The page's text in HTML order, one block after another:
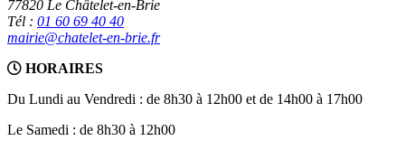
77820 Le Châtelet-en-Brie
Tél : 01 60 69 40 40
mairie@chatelet-en-brie.fr
HORAIRES
Du Lundi au Vendredi : de 8h30 à 12h00 et de 14h00 à 17h00
Le Samedi : de 8h30 à 12h00